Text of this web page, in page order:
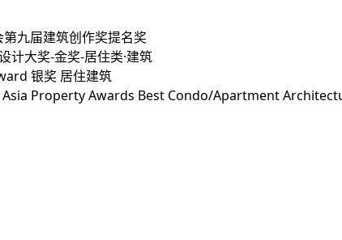
九届建筑创作奖提名奖
计大奖-金奖-居住类·建筑
银奖 居住建筑
Property Awards Best Condo/Apartment